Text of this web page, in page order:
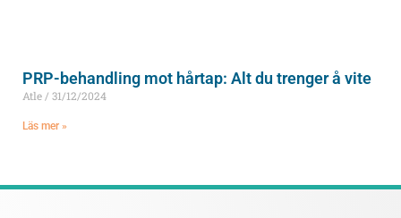
PRP-behandling mot hårtap: Alt du trenger å vite
Atle 31/12/2024
Läs mer »